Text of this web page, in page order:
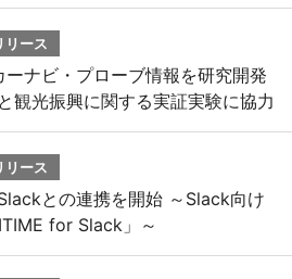
リース
ーナビ・プローブ情報を研究開発
観光振興に関する実証実験に協力
リース
との連携を開始 ～Slack向け
for Slack」～